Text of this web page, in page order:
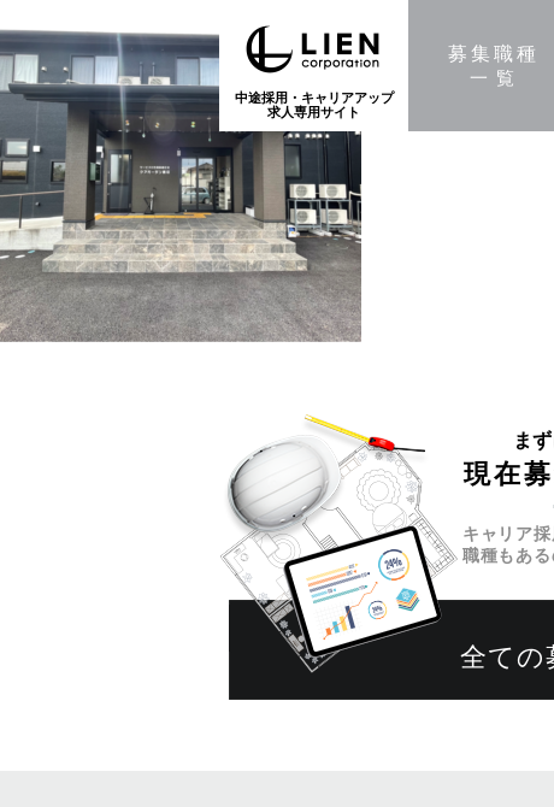
中途採用・キャリアアップ
求人専用サイト
募集職種
一覧
ま
現在
キャリア
職種もあ
全ての